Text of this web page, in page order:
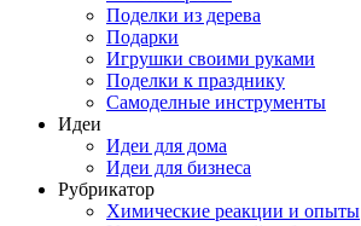
Поделки из дерева
Подарки
Игрушки своими руками
Поделки к празднику
Самоделные инструменты
Идеи
Идеи для дома
Идеи для бизнеса
Рубрикатор
Химические реакции и опыты